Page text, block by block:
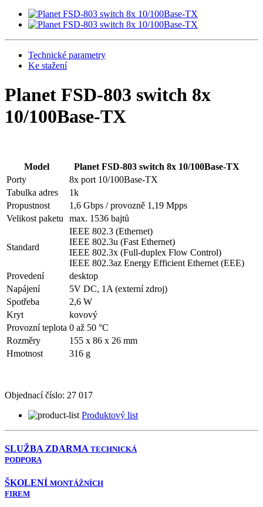
Technické parametry
Ke stažení
Planet FSD-803 switch 8x
10/100Base-TX
Model
Planet FSD-803 switch 8x 10/100Base-TX
Porty
8x port 10/100Base-TX
Tabulka adres
1k
Propustnost
1,6 Gbps / provozně 1,19 Mpps
Velikost paketu
max. 1536 bajtů
Standard
IEEE 802.3 (Ethernet)
IEEE 802.3u (Fast Ethernet)
IEEE 802.3x (Full-duplex Flow Control)
IEEE 802.3az Energy Efficient Ethernet (EEE)
Provedení
desktop
Napájení
5V DC, 1A (externí zdroj)
Spotřeba
2,6 W
Kryt
kovový
Provozní teplota 0 až 50 °C
Rozměry
155 x 86 x 26 mm
Hmotnost
316 g
Objednací číslo: 27 017
Produktový list
SLUŽBA ZDARMA TECHNICKÁ
PODPORA
ŠKOLENÍ MONTÁŽNÍCH
FIREM